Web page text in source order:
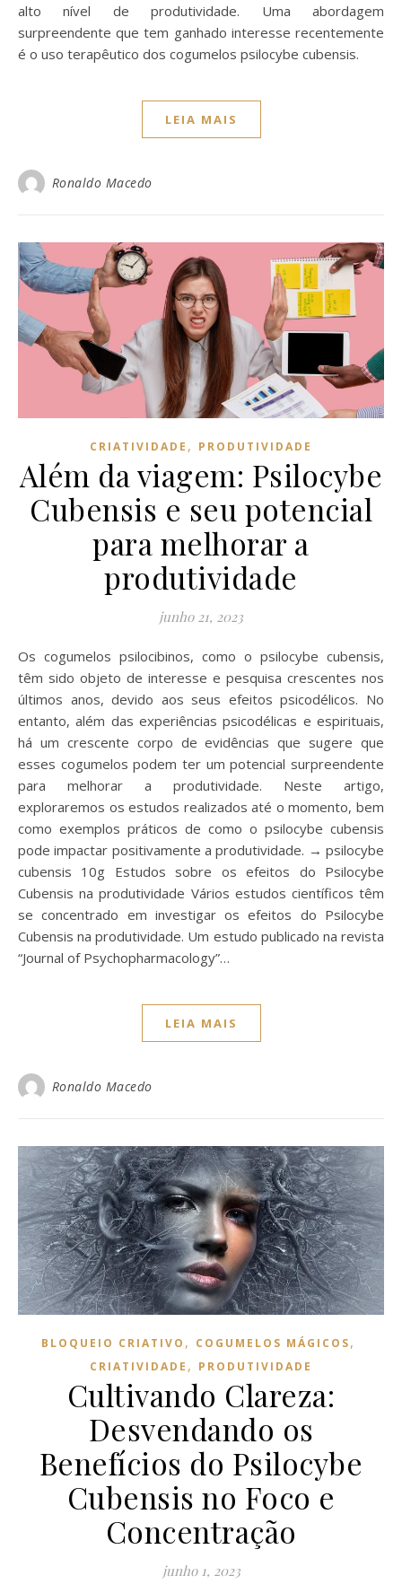
alto nível de produtividade. Uma abordagem
surpreendente que tem ganhado interesse recentemente
é o uso terapêutico dos cogumelos psilocybe cubensis.
LEIA MAIS
Ronaldo Macedo
CRIATIVIDADE , PRODUTIVIDADE
Além da viagem: Psilocybe
Cubensis e seu potencial
para melhorar a
produtividade
junho 21, 2023
Os cogumelos psilocibinos, como o psilocybe cubensis,
têm sido objeto de interesse e pesquisa crescentes nos
últimos anos, devido aos seus efeitos psicodélicos. No
entanto, além das experiências psicodélicas e espirituais,
há um crescente corpo de evidências que sugere que
esses cogumelos podem ter um potencial surpreendente
para melhorar a produtividade. Neste artigo,
exploraremos os estudos realizados até o momento, bem
como exemplos práticos de como o psilocybe cubensis
pode impactar positivamente a produtividade. → psilocybe
cubensis 10g Estudos sobre os efeitos do Psilocybe
Cubensis na produtividade Vários estudos científicos têm
se concentrado em investigar os efeitos do Psilocybe
Cubensis na produtividade. Um estudo publicado na revista
“Journal of Psychopharmacology”…
LEIA MAIS
Ronaldo Macedo
BLOQUEIO CRIATIVO , COGUMELOS MÁGICOS,
CRIATIVIDADE , PRODUTIVIDADE
Cultivando Clareza:
Desvendando os
Benefícios do Psilocybe
Cubensis no Foco e
Concentração
junho 1, 2023